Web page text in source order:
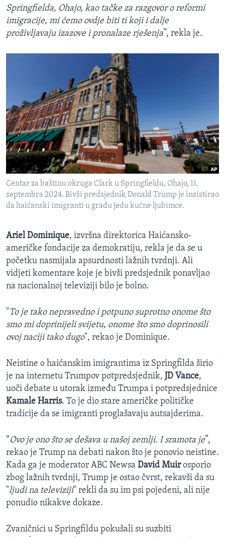
Springfielda, Ohajo, kao tačke za razgovor o reformi
imigracije, mi ćemo ovdje biti ti koji i dalje
proživljavaju izazove i pronalaze rješenja”, rekla je.
Centar za baštinu okruga Clark u Springfieldu, Ohajo, 11.
septembra 2024. Bivši predsjednik Donald Trump je insistirao
da haićanski imigranti u gradu jedu kućne ljubimce.
Ariel Dominique, izvršna direktorica Haićansko-
američke fondacije za demokratiju, rekla je da se u
početku nasmijala apsurdnosti lažnih tvrdnji. Ali
vidjeti komentare koje je bivši predsjednik ponavljao
na nacionalnoj televiziji bilo je bolno.
"To je tako nepravedno i potpuno suprotno onome što
smo mi doprinijeli svijetu, onome što smo doprinosili
ovoj naciji tako dugo", rekao je Dominique.
Neistine o haićanskim imigrantima iz Springfilda širio
je na internetu Trumpov potpredsjednik, JD Vance,
uoči debate u utorak između Trumpa i potpredsjednice
Kamale Harris. To je dio stare američke političke
tradicije da se imigranti proglašavaju autsajderima.
“Ovo je ono što se dešava u našoj zemlji. I sramota je”,
rekao je Trump na debati nakon što je ponovio neistine.
Kada ga je moderator ABC Newsa David Muirosporio
zbog lažnih tvrdnji, Trump je ostao čvrst, rekavši da su
"ljudi na televiziji" rekli da su im psi pojedeni, ali nije
ponudio nikakve dokaze.
Zvaničnici u Springfildu pokušali su suzbiti